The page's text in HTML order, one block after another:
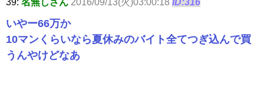
いやー66万か
10マンくらいなら夏休みのバイト全てつぎ込んで買
うんやけどなあ